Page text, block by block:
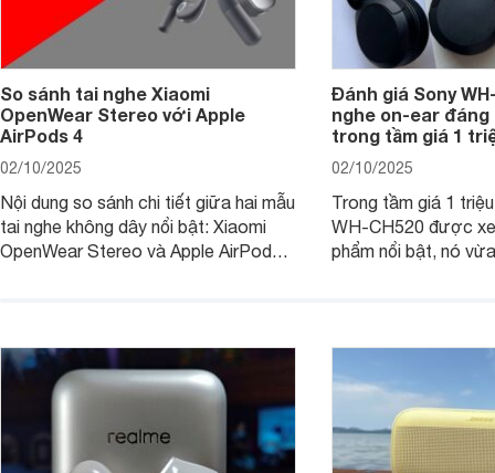
So sánh tai nghe Xiaomi
OpenWear Stereo với Apple
AirPods 4
02/10/2025
Nội dung so sánh chi tiết giữa hai mẫu
tai nghe không dây nổi bật: Xiaomi
OpenWear Stereo và Apple AirPods 4
phẩm chất lượng cao, nhưng hướng
tới đối tượng khách hàng khác nhau.
Đánh giá Sony
nghe on-ear đáng
trong tầm giá 1
02/10/2025
Trong tầm giá 1
WH-CH520 được
phẩm nổi bật, nó